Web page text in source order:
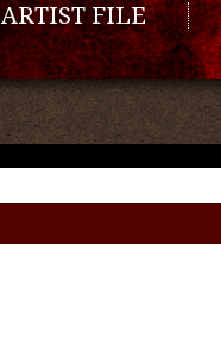
ARTIST FILE